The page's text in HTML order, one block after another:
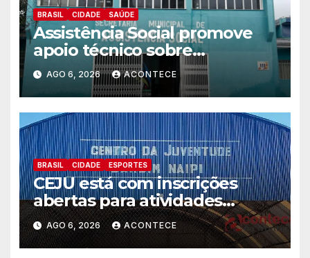
BRASIL CIDADE SAÚDE
Assistência Social promove
apoio técnico sobre
preparação e resposta a
situações de emergência e
calamidade pública
AGO 6, 2026 ACONTECE
BRASIL CIDADE ESPORTES
CEJU está com inscrições
abertas para atividades
gratuitas
AGO 6, 2026 ACONTECE